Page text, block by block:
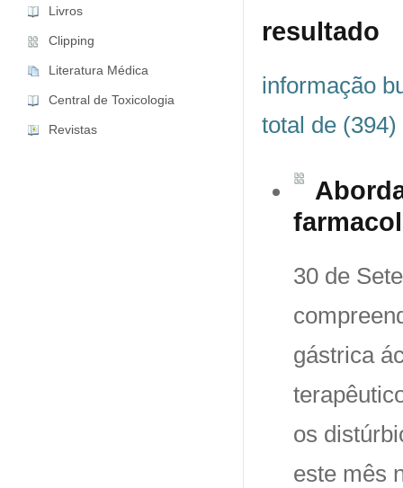
Livros
Clipping
Literatura Médica
Central de Toxicologia
Revistas
resultado
informação
total de
30 de
gástrica
os
este mês